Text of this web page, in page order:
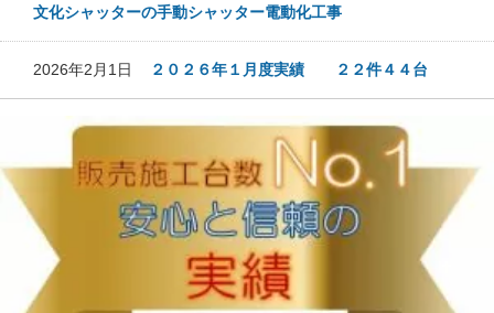
文化シャッターの手動シャッター電動化工事
2026年2月1日 ２０２６年１月度実績 ２２件４４台